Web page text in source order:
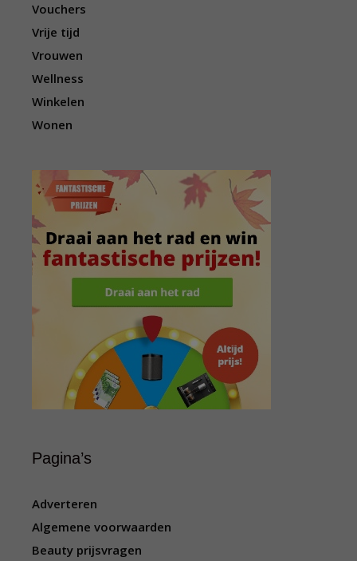
Vouchers
Vrije tijd
Vrouwen
Wellness
Winkelen
Wonen
Pagina’s
Adverteren
Algemene voorwaarden
Beauty prijsvragen